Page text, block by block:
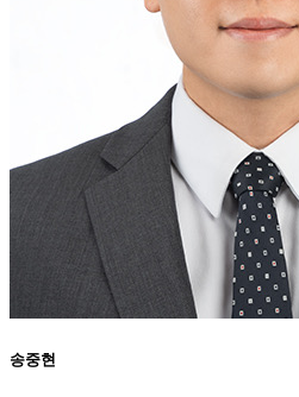
송중현